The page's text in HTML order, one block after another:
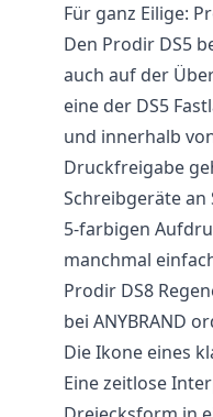
Für ganz Eilige:
Den Prodir DS5
auch auf der
eine der DS5
und innerhalb
Druckfreigabe
Schreibgeräte an
5-farbigen
manchmal
Prodir DS8
bei ANYBRAND
Die Ikone eines
Eine zeitlose